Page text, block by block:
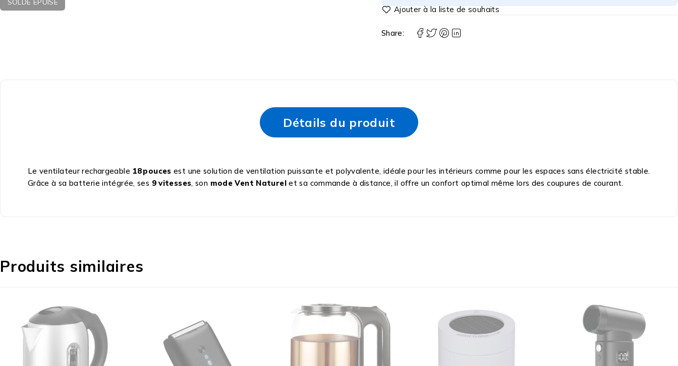
SOLDE ÉPUISÉ
Share:
Détails du produit
Le ventilateur rechargeable 18 pouces est une solution de ventilation puissante et polyvalente, idéale pour les intérieurs comme pour les espaces sans électricité stable.
Grâce à sa batterie intégrée, ses 9 vitesses, son mode Vent Naturelet sa commande à distance, il offre un confort optimal même lors des coupures de courant.
Produits similaires